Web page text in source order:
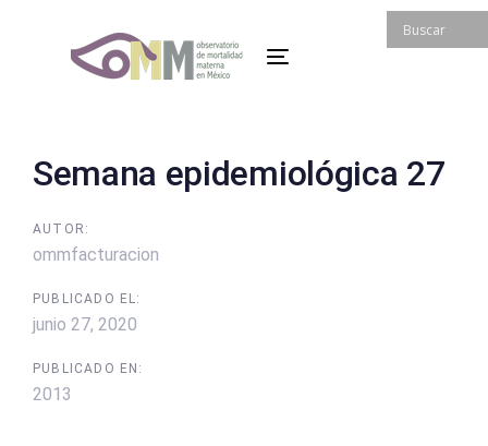
content
Toggle
Semana epidemiológica 27
AUTOR:
ommfacturacion
PUBLICADO EL:
junio 27, 2020
PUBLICADO EN:
2013
Post
navigation